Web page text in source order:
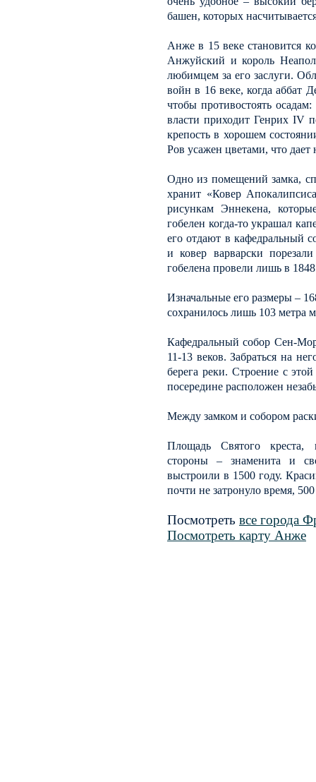
башен, которых
Анже в 15 веке становится
Анжуйский и король
любимцем за его заслуги.
войн в 16 веке, когда аббат
чтобы противостоять
власти приходит Генрих IV
крепость в хорошем
Ров усажен цветами, что
Одно из помещений замка,
хранит «Ковер
рисункам Эннекена,
гобелен когда-то украшал
его отдают в кафедральный
и ковер варварски
гобелена провели лишь в
Изначальные его размеры –
сохранилось лишь 103 метра
Кафедральный собор Сен-
11-13 веков. Забраться на
берега реки. Строение с
посередине расположен
Между замком и собором
Площадь Святого креста,
стороны – знаменита и
выстроили в 1500 году.
почти не затронуло время,
Посмотреть все города
Посмотреть карту Анже